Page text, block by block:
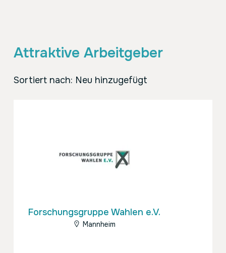
Attraktive Arbeitgeber
Sortiert nach: Neu hinzugefügt
Forschungsgruppe Wahlen e.V.
Mannheim